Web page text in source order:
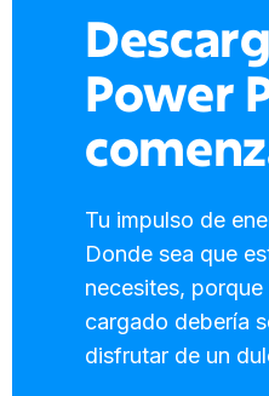
Power
Tu impulso de
Donde sea que
necesites, porque
cargado debería
disfrutar de un